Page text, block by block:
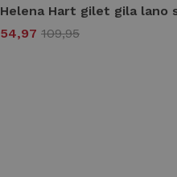
54,97 109,95